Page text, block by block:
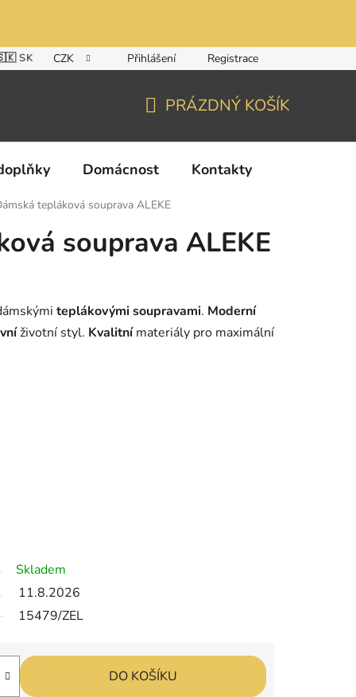
SK CZK Přihlášení Registrace
KOŠÍK
PRÁZDNÝ KOŠÍK
Domácnost Kontakty
tepláková souprava ALEKE
souprava ALEKE
teplákovými soupravami. Moderní
životní styl. Kvalitnímateriály pro maximální
Skladem
11.8.2026
15479/ZEL
DO KOŠÍKU